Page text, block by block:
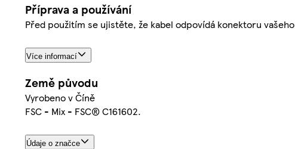
Příprava a používání
Před použitím se ujistěte, že kabel odpovídá konektoru
Více informací
Země původu
Vyrobeno v Číně
FSC - Mix - FSC® C161602.
Údaje o značce